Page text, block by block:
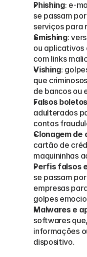
Phishing: e-
se passam
serviços para
Smishing:
ou aplicativos
com links
Vishing:
que
de bancos ou
Falsos boletos
adulterados
contas
Clonagem de
cartão de
maquininhas
Perfis falsos
se passam
empresas
golpes
Malwares e
softwares
informações
dispositivo.